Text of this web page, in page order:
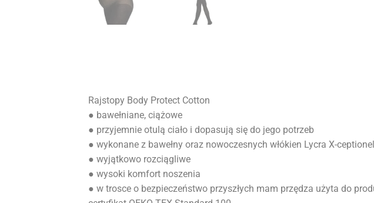
Rajstopy Body Protect Cotton
● bawełniane, ciążowe
● przyjemnie otulą ciało i dopasują się do jego potrzeb
● wykonane z bawełny oraz nowoczesnych włókien Lycra X-
● wyjątkowo rozciągliwe
● wysoki komfort noszenia
● w trosce o bezpieczeństwo przyszłych mam przędza użyta do